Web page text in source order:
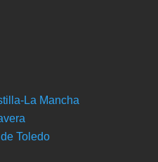
La Mancha
Toledo